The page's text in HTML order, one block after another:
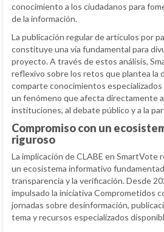
conocimiento a los ciudadanos para
de la información.
La publicación regular de artículos por
constituye una vía fundamental para
proyecto. A través de estos análisis,
reflexivo sobre los retos que plantea la
comparte conocimientos
un fenómeno que afecta directamente a
instituciones, al debate público y a la
Compromiso con un
riguroso
La implicación de CLABE en SmartVote
un ecosistema informativo
transparencia y la verificación. Desde
impulsado la iniciativa Comprometidos
jornadas sobre desinformación,
tema y recursos especializados